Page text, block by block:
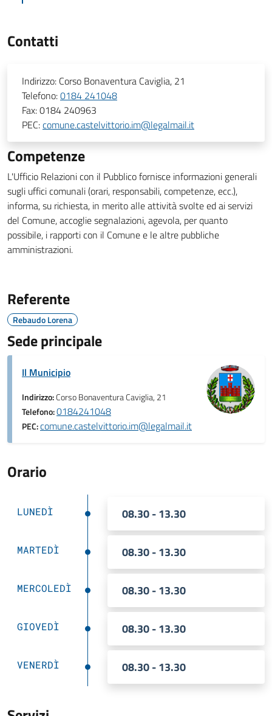
Contatti
Indirizzo: Corso Bonaventura Caviglia, 21
Telefono:0184 241048
Fax:0184 240963
PEC:comune.castelvittorio.im@legalmail.it
Competenze
L'Ufficio Relazioni con il Pubblico fornisce informazioni generali
sugli uffici comunali (orari, responsabili, competenze, ecc.),
informa, su richiesta, in merito alle attività svolte ed ai servizi
del Comune, accoglie segnalazioni, agevola, per quanto
possibile, i rapporti con il Comune e le altre pubbliche
amministrazioni.
Referente
Rebaudo Lorena
Sede principale
Il Municipio
Indirizzo:Corso Bonaventura Caviglia, 21
Telefono:0184241048
PEC:comune.castelvittorio.im@legalmail.it
Orario
LUNEDÌ 08.30 - 13.30
MARTEDÌ 08.30 - 13.30
MERCOLEDÌ 08.30 - 13.30
GIOVEDÌ 08.30 - 13.30
VENERDÌ 08.30 - 13.30